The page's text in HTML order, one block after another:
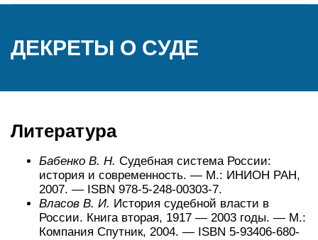
ДЕКРЕТЫ О СУДЕ
Литература
Бабенко В. Н. Судебная система России:
история и современность. — М.: ИНИОН РАН,
2007. — ISBN 978-5-248-00303-7.
Власов В. И. История судебной власти в
России. Книга вторая, 1917 — 2003 годы. — М.:
Компания Спутник, 2004. — ISBN 5-93406-680-